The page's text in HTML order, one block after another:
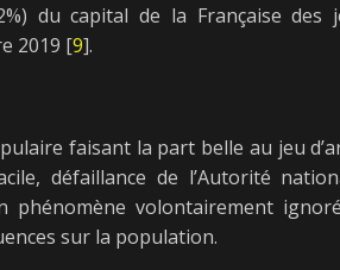
du capital de la Française des
2019 [9].
faisant la part belle au jeu
défaillance de l’Autorité
volontairement
sur la population.